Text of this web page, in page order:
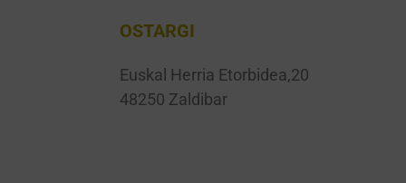
OSTARGI
Euskal Herria Etorbidea,20
48250 Zaldibar